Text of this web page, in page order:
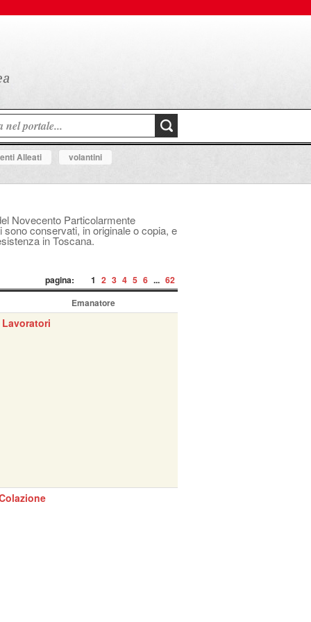
Alleati
volantini
Novecento Particolarmente
conservati, in originale o copia, e
in Toscana.
pagina: 1 2 3 4 5 6 ... 62
Emanatore
Lavoratori